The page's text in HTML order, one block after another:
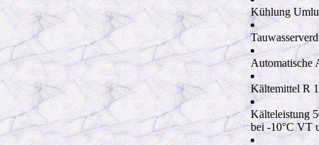
Kühlung
Automatische
Kältemittel R
Kälteleistung
bei -10°C VT